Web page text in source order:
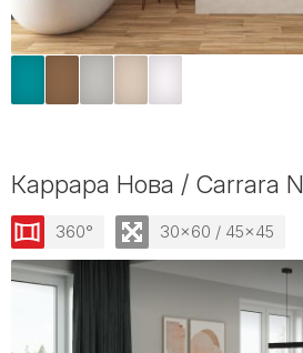
Каррара Нова / Carrara
360° 30x60 / 45x45